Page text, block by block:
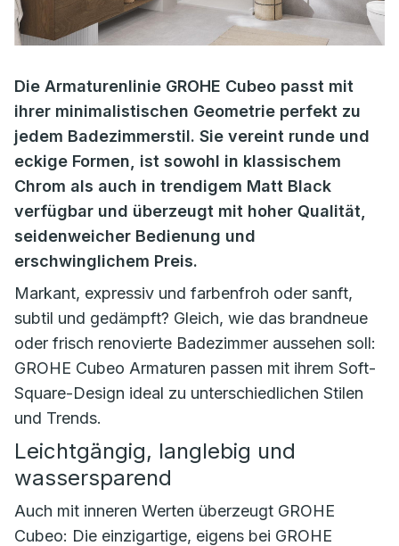
Die Armaturenlinie GROHE Cubeo passt mit
ihrer minimalistischen Geometrie perfekt zu
jedem Badezimmerstil. Sie vereint runde und
eckige Formen, ist sowohl in klassischem
Chrom als auch in trendigem Matt Black
verfügbar und überzeugt mit hoher Qualität,
seidenweicher Bedienung und
erschwinglichem Preis.
Markant, expressiv und farbenfroh oder sanft,
subtil und gedämpft? Gleich, wie das brandneue
oder frisch renovierte Badezimmer aussehen soll:
GROHE Cubeo Armaturen passen mit ihrem Soft-
Square-Design ideal zu unterschiedlichen Stilen
und Trends.
Leichtgängig, langlebig und
wassersparend
Auch mit inneren Werten überzeugt GROHE
Cubeo: Die einzigartige, eigens bei GROHE